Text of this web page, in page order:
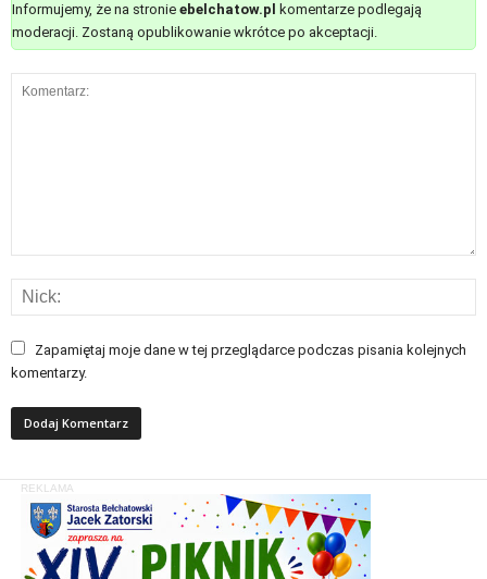
Informujemy, że na stronie ebelchatow.pl
komentarze podlegają
moderacji. Zostaną opublikowanie wkrótce po akceptacji.
Zapamiętaj moje dane w tej przeglądarce podczas pisania kolejnych
komentarzy.
REKLAMA